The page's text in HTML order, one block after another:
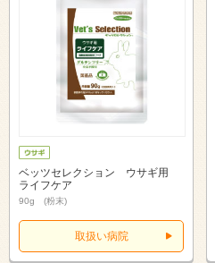
ベッツセレクション ウサギ用
ライフケア
90g (粉末)
取扱い病院